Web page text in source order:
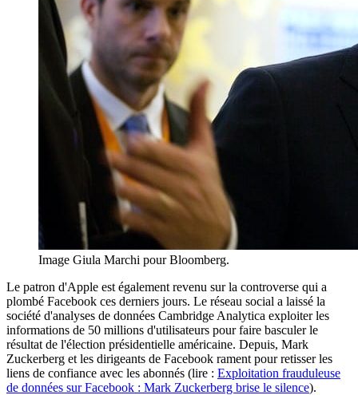
Image Giula Marchi pour Bloomberg.
Le patron d'Apple est également revenu sur la controverse qui a
plombé Facebook ces derniers jours. Le réseau social a laissé la
société d'analyses de données Cambridge Analytica exploiter les
informations de 50 millions d'utilisateurs pour faire basculer le
résultat de l'élection présidentielle américaine. Depuis, Mark
Zuckerberg et les dirigeants de Facebook rament pour retisser les
liens de confiance avec les abonnés (lire : Exploitation frauduleuse
de données sur Facebook : Mark Zuckerberg brise le silence).